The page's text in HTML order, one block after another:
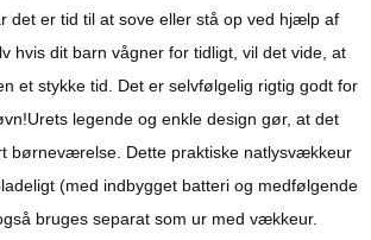
det er tid til at sove eller stå op ved hjælp af
hvis dit barn vågner for tidligt, vil det vide, at
et stykke tid. Det er selvfølgelig rigtig godt for
legende og enkle design gør, at det
børneværelse. Dette praktiske natlysvækkeur
(med indbygget batteri og medfølgende
bruges separat som ur med vækkeur.